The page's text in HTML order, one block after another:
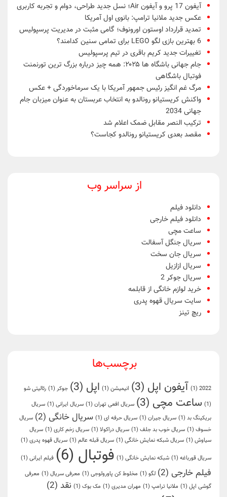
آیفون 17 پرو و آیفون Air؛ نسل جدید طراحی، دوام و تجربه کاربری
عکس جدید ملانیا ترامپ: بانوی اول آمریکا
تمدید قرارداد اوستون اورونوف؛ گامی مثبت در مدیریت پرسپولیس
6 بهترین بازی لگو LEGO برای تمامی سنین کدامند؟
تغییرات جدید کریم باقری در تیم پرسپولیس
جام جهانی باشگاه ها ۲۰۲۵: همه چیز درباره بزرگ ترین تورنمنت
فوتبال باشگاهی
مرگ غم انگیز رئیس جمهور آمریکا با یک سرماخوردگی + عکس
واکنش کریستیانو رونالدو به انتخاب عربستان به عنوان میزبان جام
جهانی 2034
ترکیب النصر مقابل ضمک اعلام شد
مقصد بعدی کریستیانو رونالدو کجاست؟
از سراسر وب
دانلود فیلم
دانلود فیلم خارجی
ساعت مچی
سریال جنگل آسفالت
سریال جان سخت
سریال ازازیل
سریال جوکر 2
خرید لوازم خانگی از قابلمه
سایت سریال قهوه پدری
ریچ تینز
برچسب‌ها
2022
(1) آیفون اپل (3) انیمیشن (1) اپل (3) جوکر (1)
رئالیتی شو
(1)
ساعت مچی (3) سریال افعی تهران (1) سریال ایرانی (1)
سریال
بریکینگ بد (1) سریال جیران (1) سریال حرفه ای (1) سریال خانگی (2)
سریال
خسوف (1) سریال خوب بد جلف (1) سریال دراکولا (1) سریال زخم کاری (1)
سریال
سیاوش (1) سریال شبکه نمایش خانگی (1) سریال قبله عالم (1) سریال قهوه پدری (1)
سریال قورباغه (1) شبکه نمایش خانگی (1) فوتبال (6) فیلم ایرانی (1)
فیلم خارجی (2) لگو (1) مخلوط کن پاورولوجی (1) معرفی سریال (1)
معرفی
گوشی اپل (1) ملانیا ترامپ (1) مهران مدیری (1) مک بوک (1) نقد (2)